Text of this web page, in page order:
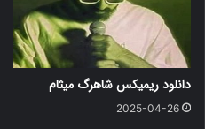
دانلود ریمیکس شاهرگ میثام
2025-04-26